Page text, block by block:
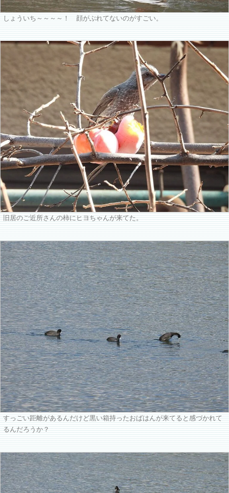
しょういち～～～～！ 顔がぶれてないのがすごい。
旧居のご近所さんの柿にヒヨちゃんが来てた。
すっごい距離があるんだけど黒い箱持ったおばはんが来てると感づかれて
るんだろうか？